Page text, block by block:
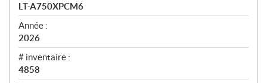
LT-A750XPCM6
Année :
2026
# inventaire :
4858